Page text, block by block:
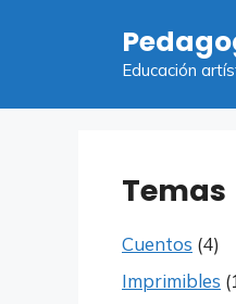
Educación
Temas
Cuentos (4)
Imprimibles